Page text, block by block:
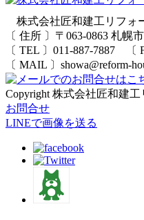
株式会社匠和建工リフォ
〔 住所 〕〒063-0863 札幌
〔 TEL 〕011-887-7887 〔
〔 MAIL 〕showa@reform-
Copyright 株式会社匠和建工
お問合せ
LINEで画像を送る